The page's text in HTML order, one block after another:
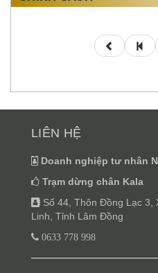
LIÊN HỆ
Doanh nghiệp tư nhân
Trạm dừng chân Kala
Số 44, Thôn Đồng Lạc 3,
Linh, Tỉnh Lâm Đồng
0633 778 998